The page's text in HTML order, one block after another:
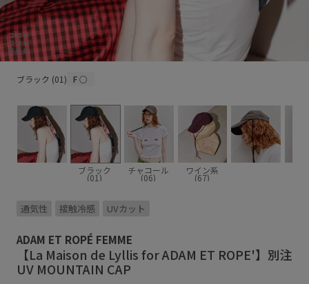
ブラック (01) F○
ブラック
(01)
チャコール
(06)
ワイン系
(67)
通気性 接触冷感 UVカット
ADAM ET ROPÉ FEMME
【La Maison de Lyllis for ADAM ET ROPE'】別注
UV MOUNTAIN CAP